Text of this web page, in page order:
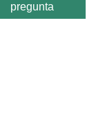
pregunta